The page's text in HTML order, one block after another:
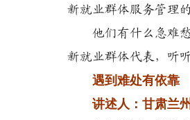
新就业群体服务管理
他们有什么急难愁
新就业群体代表，听
遇到难处有依靠
讲述人：甘肃兰州